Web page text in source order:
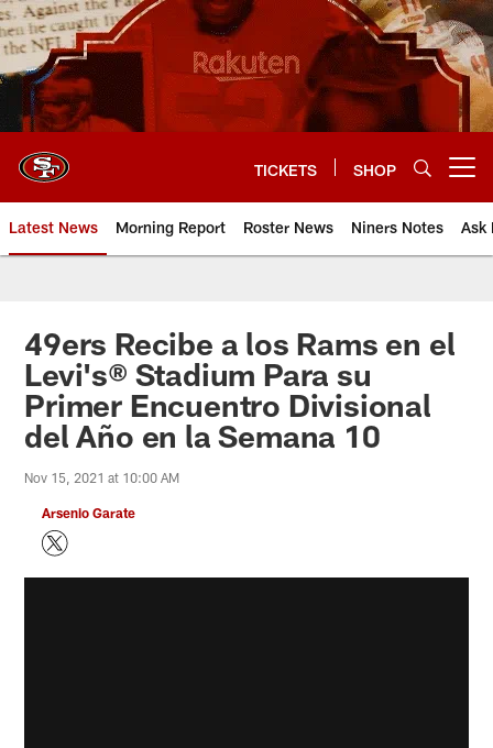
Skip
to
main
content
TICKETS SHOP
Latest News Morning Report Roster News Niners Notes Ask
49ers Recibe a los Rams en el
Levi's® Stadium Para su
Primer Encuentro Divisional
del Año en la Semana 10
Nov 15, 2021 at 10:00 AM
Arsenio Garate